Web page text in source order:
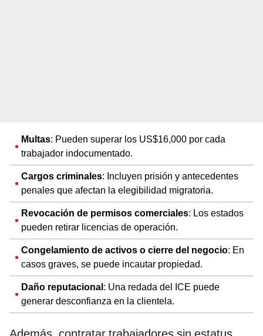
Multas: Pueden superar los US$16,000 por cada
trabajador indocumentado.
Cargos criminales: Incluyen prisión y antecedentes
penales que afectan la elegibilidad migratoria.
Revocación de permisos comerciales: Los estados
pueden retirar licencias de operación.
Congelamiento de activos o cierre del negocio: En
casos graves, se puede incautar propiedad.
Daño reputacional: Una redada del ICE puede
generar desconfianza en la clientela.